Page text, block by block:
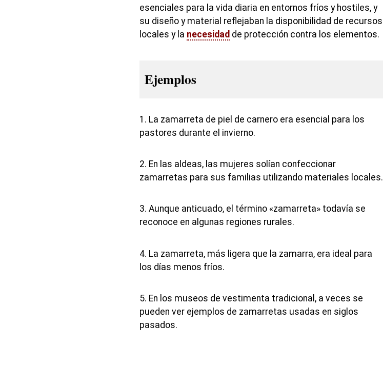
esenciales para la vida diaria en entornos fríos y hostiles, y
su diseño y material reflejaban la disponibilidad de recursos
locales y la necesidad de protección contra los elementos.
Ejemplos
1. La zamarreta de piel de carnero era esencial para los
pastores durante el invierno.
2. En las aldeas, las mujeres solían confeccionar
zamarretas para sus familias utilizando materiales locales.
3. Aunque anticuado, el término «zamarreta» todavía se
reconoce en algunas regiones rurales.
4. La zamarreta, más ligera que la zamarra, era ideal para
los días menos fríos.
5. En los museos de vestimenta tradicional, a veces se
pueden ver ejemplos de zamarretas usadas en siglos
pasados.